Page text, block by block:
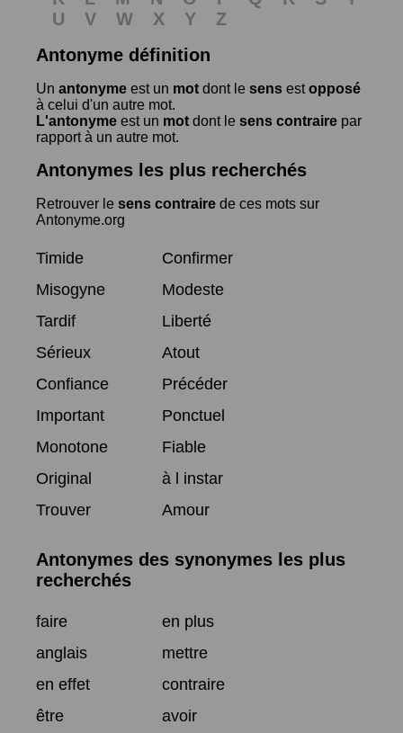
U
V W X Y
Z
Antonyme définition
Un antonyme est un mot dont le sens estopposé
à celui d'un autre mot.
L'antonyme est un mot dont le sens contraire par
rapport à un autre mot.
Antonymes les plus recherchés
Retrouver le sens contraire de ces mots sur
Antonyme.org
Timide
Confirmer
Misogyne
Modeste
Tardif
Liberté
Sérieux
Atout
Confiance
Précéder
Important
Ponctuel
Monotone
Fiable
Original
à l instar
Trouver
Amour
Antonymes des synonymes les plus
recherchés
faire
en plus
anglais
mettre
en effet
contraire
être
avoir